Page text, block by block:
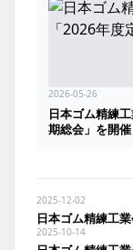
2026-05-26
日本ゴム精練
期総会」を開催
2025-12-02
2025-10-14